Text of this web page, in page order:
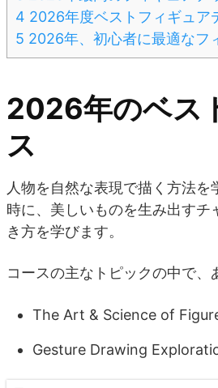
4 2026年度ベストフィギュア
5 2026年、初心者に最適なフ
2026年のベス
ス
人物を自然な表現で描く方法
時に、美しいものを生み出す
き方を学びます。
コースの主なトピックの中で、
The Art & Science of
Gesture Drawing